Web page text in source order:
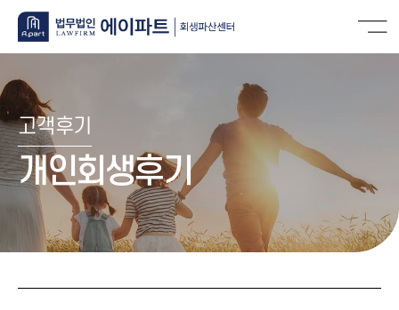
고객후기
개인회생후기